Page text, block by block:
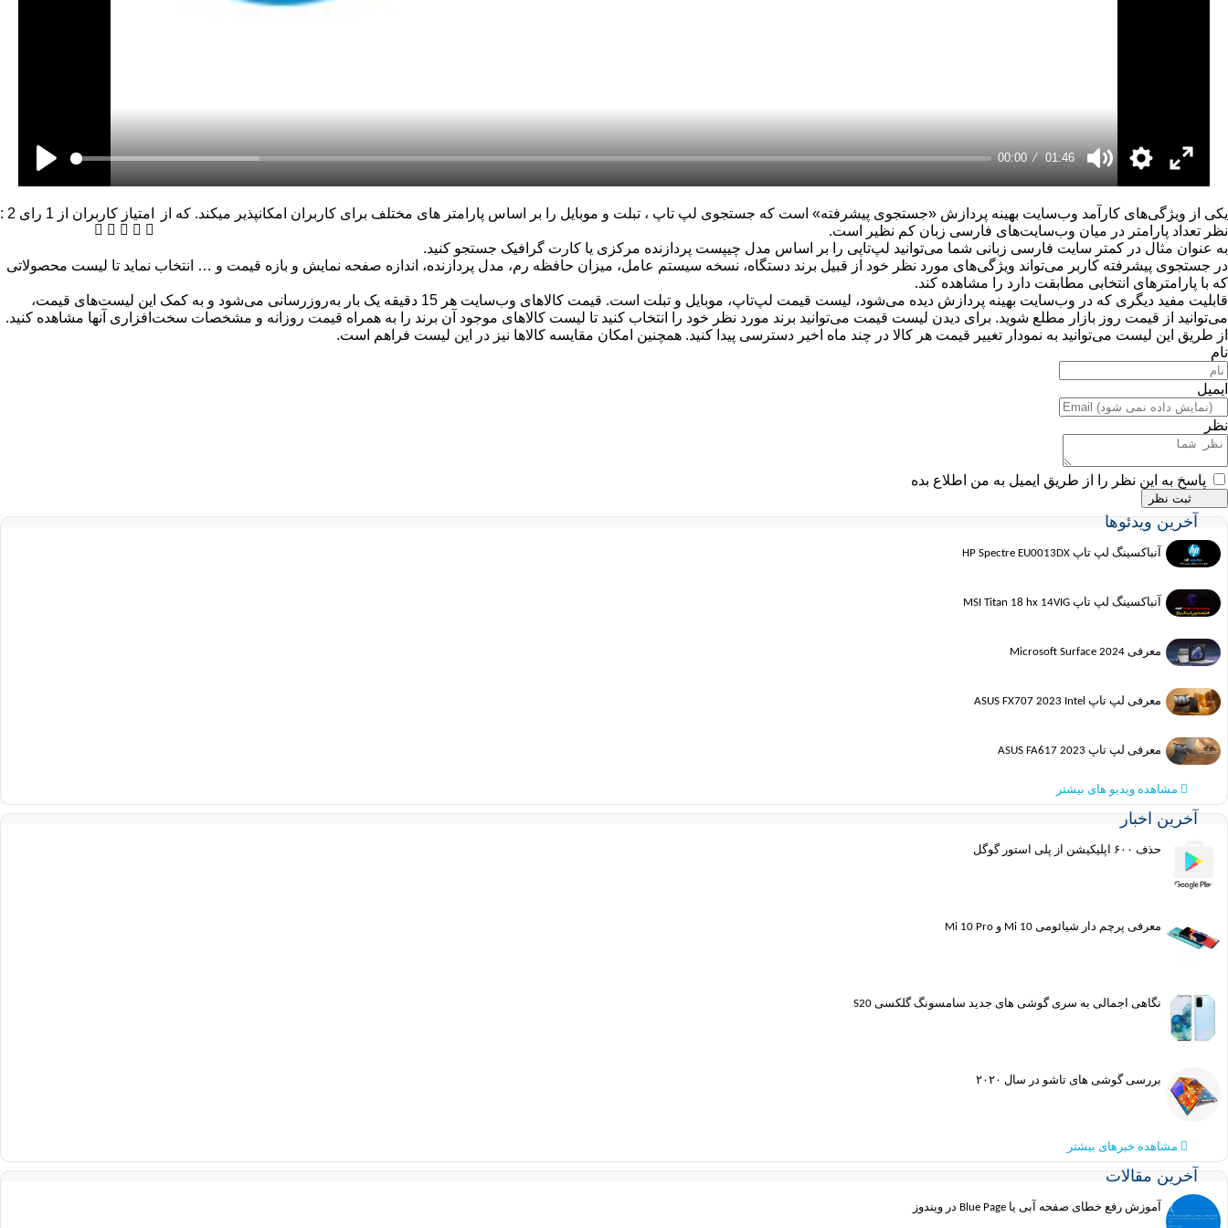
00:00 01:46
امتیاز کاربران از 1 رای 2
:
یکی از ویژگی‌های کارآمد وب‌سایت بهینه پردازش «جستجوی پیشرفته» است که جستجوی لپ تاپ ، تبلت و موبایل را بر اساس پارامتر های مختلف برای کاربران امکانپذیر میکند. که از
نظر تعداد پارامتر در میان وب‌سایت‌های فارسی زبان کم نظیر است.
به عنوان مثال در کمتر سایت فارسی زبانی شما می‌توانید لپ‌تاپی را بر اساس مدل چیپست پردازنده مرکزی یا کارت گرافیک جستجو کنید.
در جستجوی پیشرفته کاربر می‌تواند ویژگی‌های مورد نظر خود از قبیل برند دستگاه، نسخه سیستم عامل، میزان حافظه رم، مدل پردازنده، اندازه صفحه نمایش و بازه قیمت و … انتخاب نماید تا لیست محصولاتی
که با پارامترهای انتخابی مطابقت دارد را مشاهده کند.
قابلیت مفید دیگری که در وب‌سایت بهینه پردازش دیده می‌شود، لیست قیمت لپ‌تاپ، موبایل و تبلت است. قیمت کالاهای وب‌سایت هر 15 دقیقه یک بار به‌روزرسانی می‌شود و به کمک این لیست‌های قیمت،
می‌توانید از قیمت روز بازار مطلع شوید. برای دیدن لیست قیمت می‌توانید برند مورد نظر خود را انتخاب کنید تا لیست کالاهای موجود آن برند را به همراه قیمت روزانه و مشخصات سخت‌افزاری آنها مشاهده کنید.
از طریق این لیست می‌توانید به نمودار تغییر قیمت هر کالا در چند ماه اخیر دسترسی پیدا کنید. همچنین امکان مقایسه کالاها نیز در این لیست فراهم است.
نام
ایمیل
نظر
پاسخ به این نظر را از طریق ایمیل به من اطلاع بده
آخرین ویدئوها
آنباکسینگ لپ تاپ HP Spectre EU0013DX
آنباکسینگ لپ تاپ MSI Titan 18 hx 14VIG
معرفی Microsoft Surface 2024
معرفی لپ تاپ ASUS FX707 2023 Intel
معرفی لپ تاپ ASUS FA617 2023
مشاهده ویدیو های بیشتر
آخرین اخبار
حذف ۶۰۰ اپلیکیشن از پلی استور گوگل
معرفی پرچم دار شیائومی Mi 10 و Mi 10 Pro
نگاهی اجمالی به سری گوشی های جدید سامسونگ گلکسی S20
بررسی گوشی های تاشو در سال ۲۰۲۰
مشاهده خبرهای بیشتر
آخرین مقالات
آموزش رفع خطای صفحه آبی یا Blue Page در ویندوز